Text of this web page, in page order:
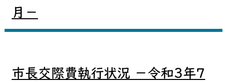
月－
市長交際費執行状況 －令和3年7